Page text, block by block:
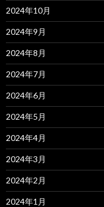
2024年10月
2024年9月
2024年8月
2024年7月
2024年6月
2024年5月
2024年4月
2024年3月
2024年2月
2024年1月